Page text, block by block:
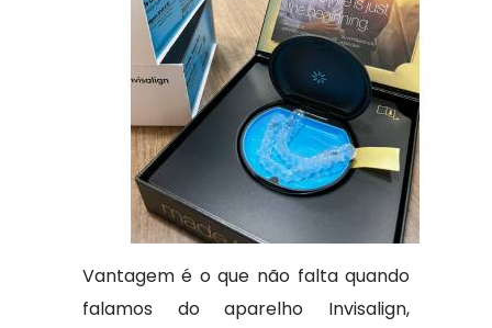
Vantagem é o que não falta quando
falamos do aparelho Invisalign,